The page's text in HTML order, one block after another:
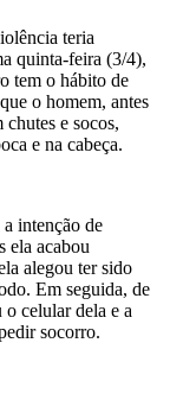
teria
quinta-feira (3/4),
tem o hábito de
o homem, antes
e socos,
e na cabeça.
intenção de
ela acabou
alegou ter sido
Em seguida, de
celular dela e a
socorro.